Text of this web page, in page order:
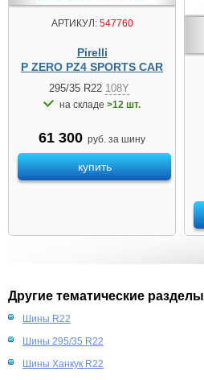
АРТИКУЛ:547760
Pirelli
P ZERO PZ4 SPORTS CAR
295/35 R22 108Y
на складе >12 шт.
61 300 руб. за шину
купить
Другие тематические разделы
Шины R22
Шины 295/35 R22
Шины Ханкук R22